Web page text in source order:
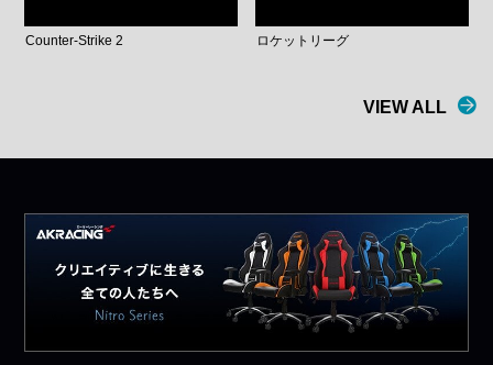
Counter-Strike 2 ロケットリーグ
VIEW ALL